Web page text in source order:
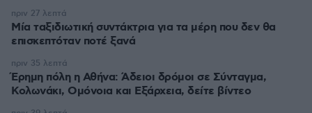
Μία ταξιδιωτική συντάκτρια για τα μέρη που δεν θα
επισκεπτόταν ποτέ ξανά
πριν 27 λεπτά
Έρημη πόλη η Αθήνα: Άδειοι δρόμοι σε Σύνταγμα,
Κολωνάκι, Ομόνοια και Εξάρχεια, δείτε βίντεο
πριν 35 λεπτά